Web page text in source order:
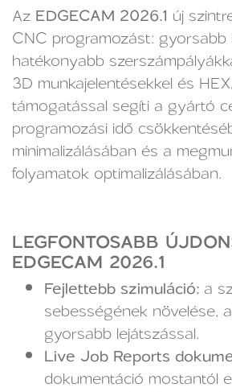
Az EDGECAM 2026.1 új
CNC programozást: gyorsabb
hatékonyabb
3D munkajelentésekkel és
támogatással segíti a gyártó
programozási idő
minimalizálásában és a
folyamatok optimalizálásában.
LEGFONTOSABB
EDGECAM 2026.1
Fejlettebb szimuláció: a
sebességének növelése,
gyorsabb lejátszással.
Live Job Reports
dokumentáció mostantól